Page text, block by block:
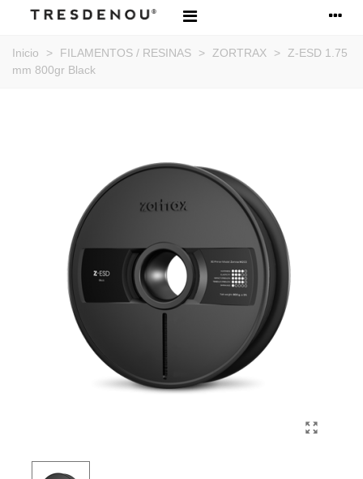
Inicio > FILAMENTOS / RESINAS > ZORTRAX >
Z-ESD 1.75
mm 800gr Black